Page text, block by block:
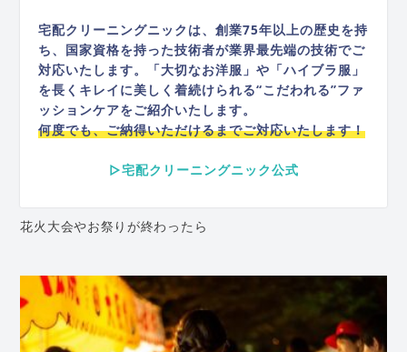
宅配クリーニングニックは、創業75年以上の歴史を持
ち、国家資格を持った技術者が業界最先端の技術でご
対応いたします。「大切なお洋服」や「ハイブラ服」
を長くキレイに美しく着続けられる“こだわれる”ファ
ッションケアをご紹介いたします。
何度でも、ご納得いただけるまでご対応いたします！
▷宅配クリーニングニック公式
花火大会やお祭りが終わったら